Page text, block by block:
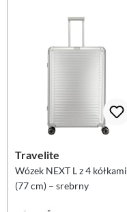
Travelite
Wózek NEXT L z 4 kółkami
(77 cm) – srebrny